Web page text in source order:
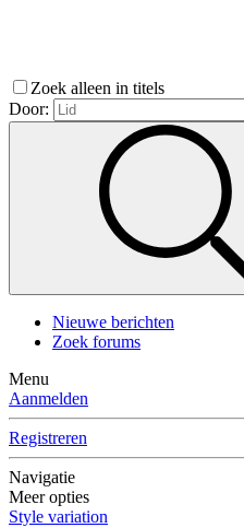
Zoek alleen in titels
Door:
Nieuwe berichten
Zoek forums
Menu
Aanmelden
Registreren
Navigatie
Meer opties
Style variation